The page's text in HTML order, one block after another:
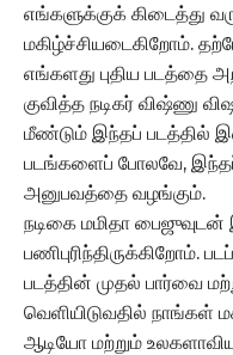
எங்களுக்குக் கிடைத்து
மகிழ்ச்சியடைகிறோம்.
எங்களது புதிய படத்தை
குவித்த நடிகர் விஷ்ணு
மீண்டும் இந்தப் படத்தில்
படங்களைப் போலவே, இந்தப்
அனுபவத்தை வழங்கும்.
நடிகை மமிதா
பணிபுரிந்திருக்கிறோம்.
படத்தின் முதல் பார்வை
வெளியிடுவதில் நாங்கள்
ஆடியோ மற்றும்